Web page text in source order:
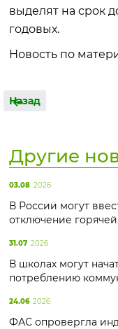
выделят на срок
годовых.
Новость по
Назад
Другие
03.08 2026
В России могут
отключение
31.07 2026
В школах могут
потреблению
24.06 2026
ФАС опровергла